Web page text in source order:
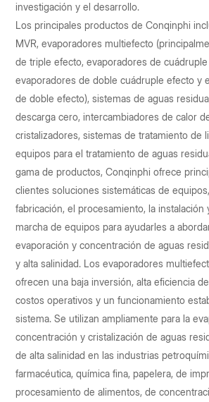
investigación y el desarrollo.
Los principales productos de Conqinphi
MVR, evaporadores multiefecto
de triple efecto, evaporadores de
evaporadores de doble cuádruple efecto y
de doble efecto), sistemas de aguas
descarga cero, intercambiadores de calor
cristalizadores, sistemas de tratamiento de
equipos para el tratamiento de aguas
gama de productos, Conqinphi ofrece
clientes soluciones sistemáticas de
fabricación, el procesamiento, la instalación
marcha de equipos para ayudarles a
evaporación y concentración de aguas
y alta salinidad. Los evaporadores
ofrecen una baja inversión, alta eficiencia
costos operativos y un funcionamiento
sistema. Se utilizan ampliamente para la
concentración y cristalización de aguas
de alta salinidad en las industrias
farmacéutica, química fina, papelera, de
procesamiento de alimentos, de